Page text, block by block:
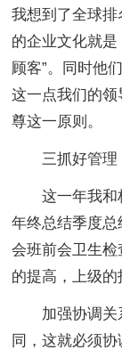
我想到了全球
的企业文化就
顾客”。同时他
这一点我们的
尊这一原则。
三抓好管理
这一年我
年终总结季度总
会班前会卫生
的提高，上级的
加强协调
同，这就必须